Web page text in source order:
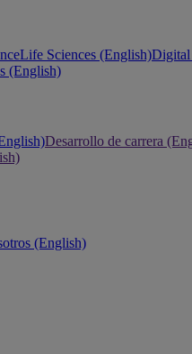
Life Sciences (English)Digital
(English)
Desarrollo de carrera
(English)